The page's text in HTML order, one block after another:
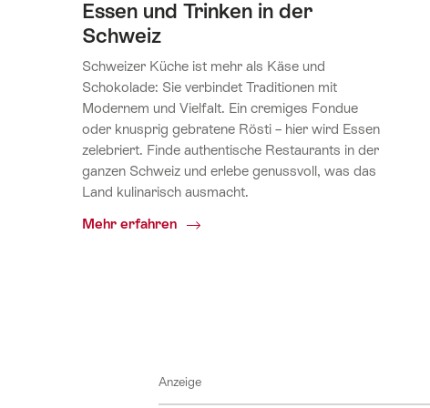
Essen und Trinken in der
Schweiz
Schweizer Küche ist mehr als Käse und
Schokolade: Sie verbindet Traditionen mit
Modernem und Vielfalt. Ein cremiges Fondue
oder knusprig gebratene Rösti – hier wird Essen
zelebriert. Finde authentische Restaurants in der
ganzen Schweiz und erlebe genussvoll, was das
Land kulinarisch ausmacht.
Mehr erfahren
Common.Of
Anzeige